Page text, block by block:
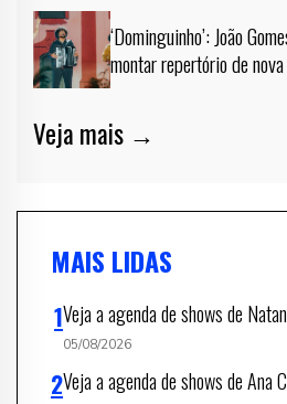
‘Dominguinho’: João
montar repertório de
Veja mais →
MAIS LIDAS
Veja a agenda de shows de
05/08/2026
Veja a agenda de shows de Ana